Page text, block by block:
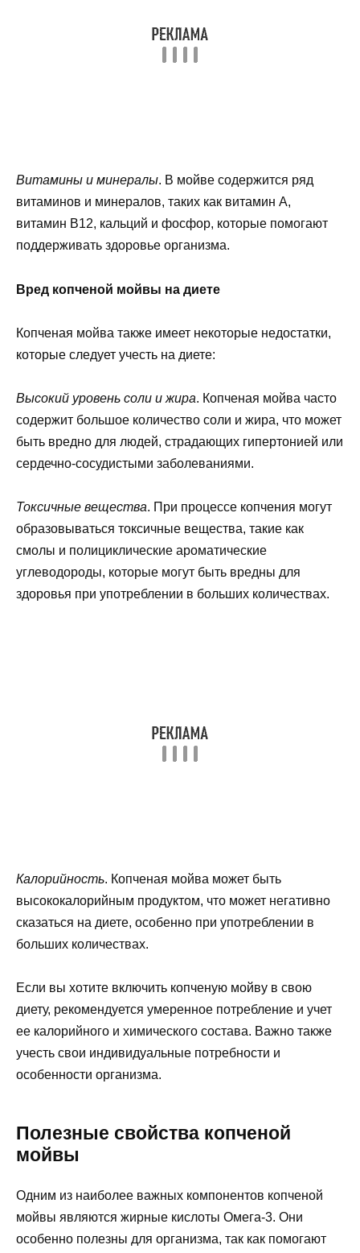
Витамины и минералы. В мойве содержится ряд
витаминов и минералов, таких как витамин А,
витамин В12, кальций и фосфор, которые помогают
поддерживать здоровье организма.
Вред копченой мойвы на диете
Копченая мойва также имеет некоторые недостатки,
которые следует учесть на диете:
Высокий уровень соли и жира. Копченая мойва часто
содержит большое количество соли и жира, что может
быть вредно для людей, страдающих гипертонией или
сердечно-сосудистыми заболеваниями.
Токсичные вещества. При процессе копчения могут
образовываться токсичные вещества, такие как
смолы и полициклические ароматические
углеводороды, которые могут быть вредны для
здоровья при употреблении в больших количествах.
Калорийность. Копченая мойва может быть
высококалорийным продуктом, что может негативно
сказаться на диете, особенно при употреблении в
больших количествах.
Если вы хотите включить копченую мойву в свою
диету, рекомендуется умеренное потребление и учет
ее калорийного и химического состава. Важно также
учесть свои индивидуальные потребности и
особенности организма.
Полезные свойства копченой
мойвы
Одним из наиболее важных компонентов копченой
мойвы являются жирные кислоты Омега-3. Они
особенно полезны для организма, так как помогают